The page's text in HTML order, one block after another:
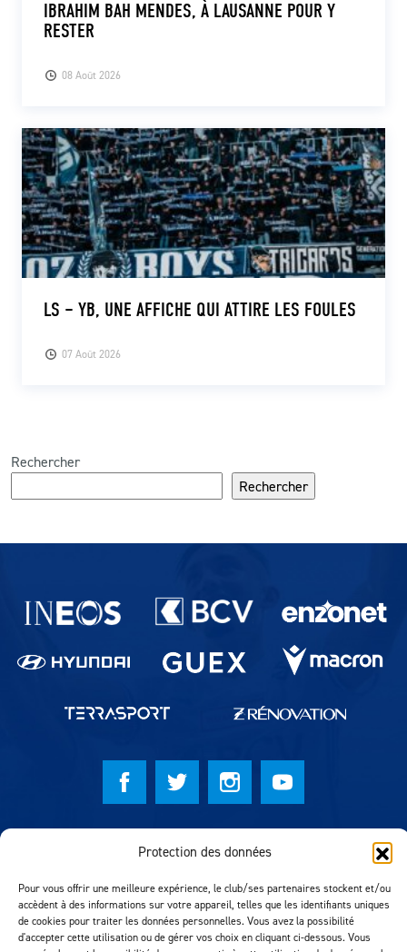
Protection des données
Pour vous offrir une meilleure expérience, le club/ses partenaires stockent et/ou
accèdent à des informations sur votre appareil, telles que les identifiants uniques
de cookies pour traiter les données personnelles. Vous avez la possibilité
d'accepter cette utilisation ou de gérer vos choix en cliquant ci-dessous. Vous
08 Août 2026
IBRAHIM BAH MENDES, À LAUSANNE POUR Y
RESTER
07 Août 2026
LS – YB, UNE AFFICHE QUI ATTIRE LES FOULES
Rechercher
Rechercher
Partenaires du lausanne-Sport